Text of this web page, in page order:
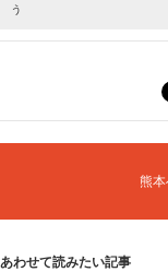
う
熊
あわせて読みたい記事